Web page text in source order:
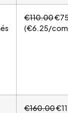
€110.00
(€6.25/
€160.00